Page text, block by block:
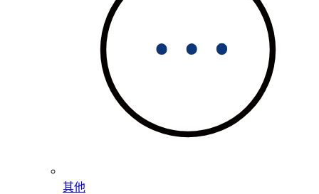
其他